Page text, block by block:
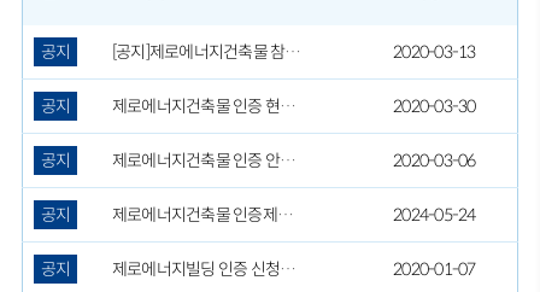
공지 [공지]제로에너지건축물 참고서(기술요소, 경제성분석) 2020-03-13
공지 제로에너지건축물 인증 현황(2020.3월 기준) 2020-03-30
공지 제로에너지건축물 인증 안내자료(안내책자, 리플렛) 2020-03-06
공지 제로에너지건축물 인증제도 관련 설명회 개최 안내 2024-05-24
공지 제로에너지빌딩 인증 신청을 위한 제출서식 (2020년 1월) 2020-01-07